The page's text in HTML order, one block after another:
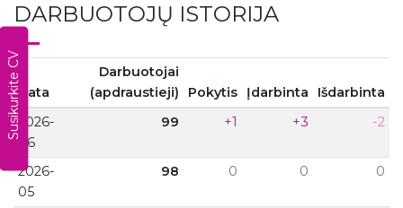
Susikurkite CV
DARBUOTOJŲ ISTORIJA
Data
Darbuotojai
(apdraustieji)
Pokytis Įdarbinta
Išdarbinta
2026-
06
99 +1 +3 -2
2026-
05
98 0 0 0